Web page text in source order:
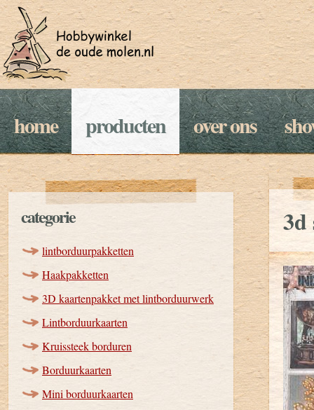
home producten over ons
categorie
lintborduurpakketten
Haakpakketten
3D kaartenpakket met lintborduurwerk
Lintborduurkaarten
Kruissteek borduren
Borduurkaarten
Mini borduurkaarten
3d